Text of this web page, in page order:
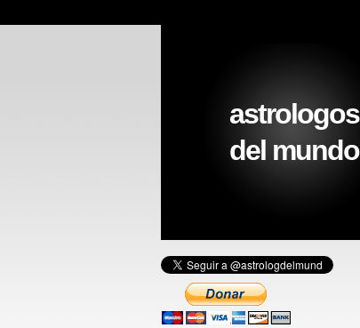
astrologos
del mundo